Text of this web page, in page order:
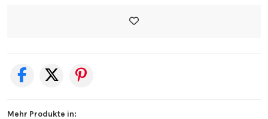
Mehr Produkte in: